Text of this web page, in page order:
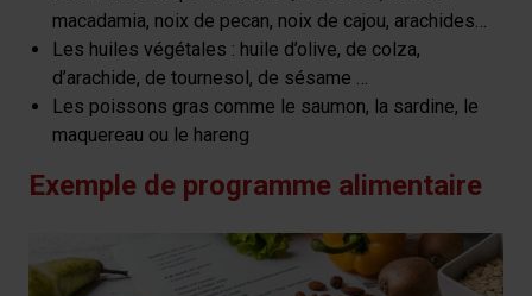
macadamia, noix de pecan, noix de cajou, arachides…
Les huiles végétales : huile d’olive, de colza,
d’arachide, de tournesol, de sésame …
Les poissons gras comme le saumon, la sardine, le
maquereau ou le hareng
Exemple de programme alimentaire